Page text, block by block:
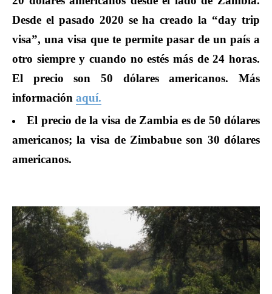
Desde el pasado 2020 se ha creado la “day trip
visa”, una visa que te permite pasar de un país a
otro siempre y cuando no estés más de 24 horas.
El precio son 50 dólares americanos. Más
información aquí.
El precio de la visa de Zambia es de 50 dólares
americanos; la visa de Zimbabue son 30 dólares
americanos.